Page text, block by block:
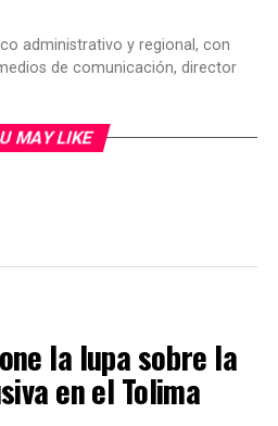
administrativo y regional, con
de comunicación, director
MAY LIKE
la lupa sobre la
en el Tolima